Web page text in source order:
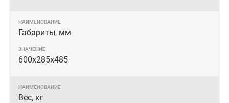
Габариты, мм
600х285х485
Вес, кг